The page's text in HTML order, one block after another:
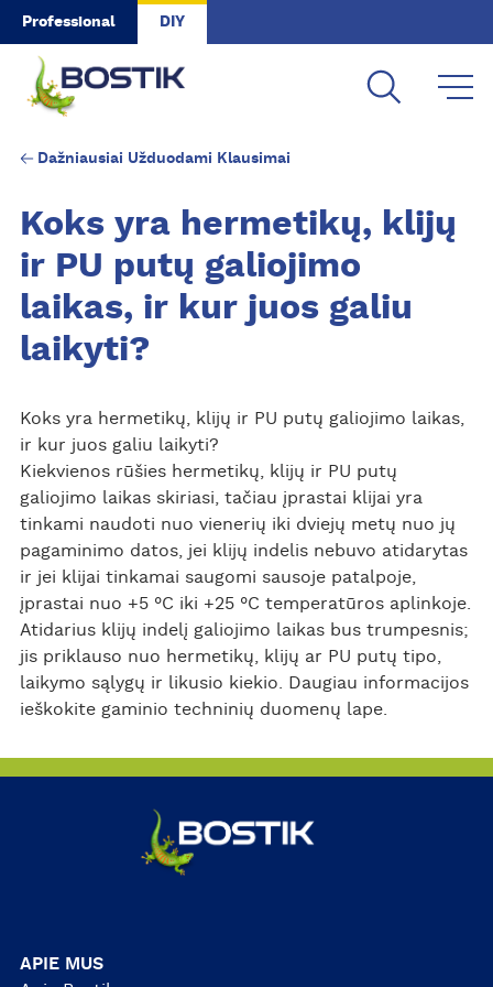
Skip to main content
Professional DIY
Dažniausiai Užduodami Klausimai
Koks yra hermetikų, klijų
ir PU putų galiojimo
laikas, ir kur juos galiu
laikyti?
Koks yra hermetikų, klijų ir PU putų galiojimo laikas,
ir kur juos galiu laikyti?
Kiekvienos rūšies hermetikų, klijų ir PU putų
galiojimo laikas skiriasi, tačiau įprastai klijai yra
tinkami naudoti nuo vienerių iki dviejų metų nuo jų
pagaminimo datos, jei klijų indelis nebuvo atidarytas
ir jei klijai tinkamai saugomi sausoje patalpoje,
įprastai nuo +5 °C iki +25 °C temperatūros aplinkoje.
Atidarius klijų indelį galiojimo laikas bus trumpesnis;
jis priklauso nuo hermetikų, klijų ar PU putų tipo,
laikymo sąlygų ir likusio kiekio. Daugiau informacijos
ieškokite gaminio techninių duomenų lape.
APIE MUS